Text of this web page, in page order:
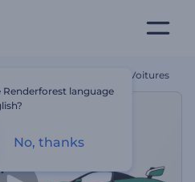
De Location De Voitures
language
No, thanks